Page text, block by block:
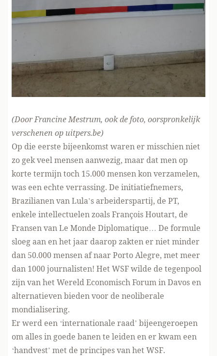
(Door Francine Mestrum, ook de foto, oorspronkelijk
verschenen op uitpers.be)
Op die eerste bijeenkomst waren er misschien niet
zo gek veel mensen aanwezig, maar dat men op
korte termijn toch 15.000 mensen kon verzamelen,
was een echte verrassing. De initiatiefnemers,
Brazilianen van Lula’s arbeiderspartij, de PT,
enkele intellectuelen zoals François Houtart, de
Fransen van Le Monde Diplomatique… De formule
sloeg aan en het jaar daarop zakten er niet minder
dan 50.000 mensen af naar Porto Alegre, met meer
dan 1000 journalisten! Het WSF wilde de tegenpool
zijn van het Wereld Economisch Forum in Davos en
alternatieven bieden voor de neoliberale
mondialisering.
Er werd een ‘internationale raad’ bijeengeroepen
om alles in goede banen te leiden en er kwam een
‘handvest’ met de principes van het WSF.